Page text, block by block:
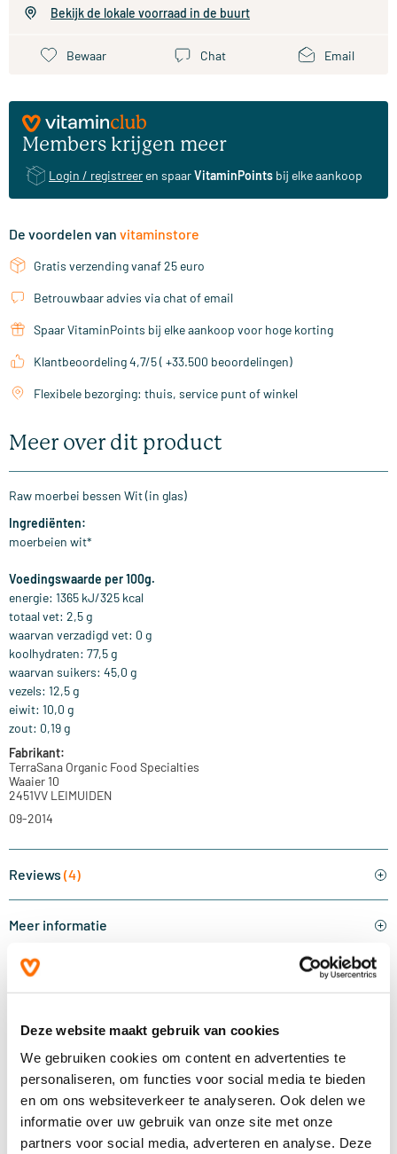
Deze website maakt gebruik van cookies
We gebruiken cookies om content en advertenties te
personaliseren, om functies voor social media te bieden
en om ons websiteverkeer te analyseren. Ook delen we
informatie over uw gebruik van onze site met onze
partners voor social media, adverteren en analyse. Deze
Bekijk de lokale voorraad in de buurt
Bewaar Chat Email
Members krijgen meer
Login / registreer en spaarVitaminPoints bij elke aankoop
De voordelen van vitaminstore
Gratis verzending vanaf 25 euro
Betrouwbaar advies via chat of email
Spaar VitaminPoints bij elke aankoop voor hoge korting
Klantbeoordeling 4,7/5 ( +33.500 beoordelingen)
Flexibele bezorging: thuis, service punt of winkel
Meer over dit product
Raw moerbei bessen Wit (in glas)
Ingrediënten:
moerbeien wit*
Voedingswaarde per 100g.
energie: 1365 kJ/325 kcal
totaal vet: 2,5 g
waarvan verzadigd vet: 0 g
koolhydraten: 77,5 g
waarvan suikers: 45,0 g
vezels: 12,5 g
eiwit: 10,0 g
zout: 0,19 g
Fabrikant:
TerraSana Organic Food Specialties
Waaier 10
2451VV LEIMUIDEN
09-2014
Reviews (4)
Meer informatie
Ingrediënten
Vragen(0)
Bestel & bezorginformatie
Gerelateerde categorieën